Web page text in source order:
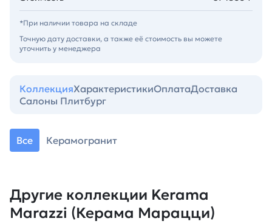
*При наличии товара на складе
Точную дату доставки, а также её стоимость вы можете
уточнить у менеджера
КоллекцияХарактеристикиОплатаДоставка
Салоны Плитбург
Все Керамогранит
Другие коллекции Kerama
Marazzi (Керама Марацци)